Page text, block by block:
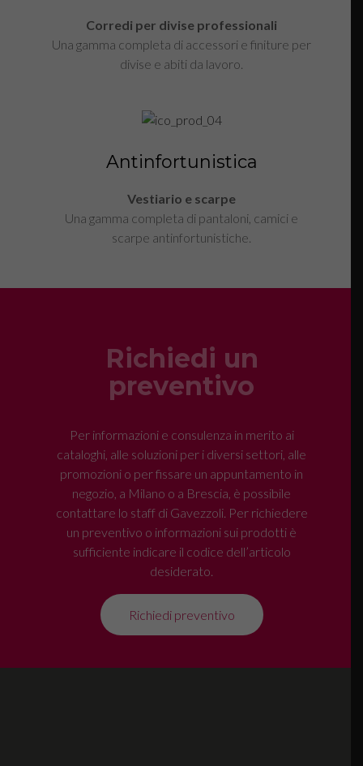
Corredi per divise professionali
Una gamma completa di accessori e finiture per
divise e abiti da lavoro.
Antinfortunistica
Vestiario e scarpe
Una gamma completa di pantaloni, camici e
scarpe antinfortunistiche.
Richiedi un
preventivo
Per informazioni e consulenza in merito ai
cataloghi, alle soluzioni per i diversi settori, alle
promozioni o per fissare un appuntamento in
negozio, a Milano o a Brescia, è possibile
contattare lo staff di Gavezzoli. Per richiedere
un preventivo o informazioni sui prodotti è
sufficiente indicare il codice dell’articolo
desiderato.
Richiedi preventivo